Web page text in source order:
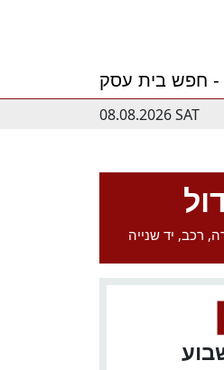
08.08.2026 SAT
רכב, יד שנייה